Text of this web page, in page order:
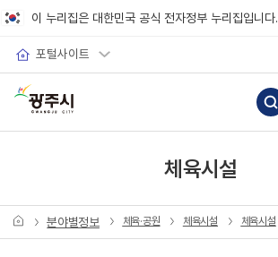
이 누리집은 대한민국 공식 전자정부 누리집입니다.
포털사이트
체육시설
분야별정보 체육·공원 체육시설 체육시설